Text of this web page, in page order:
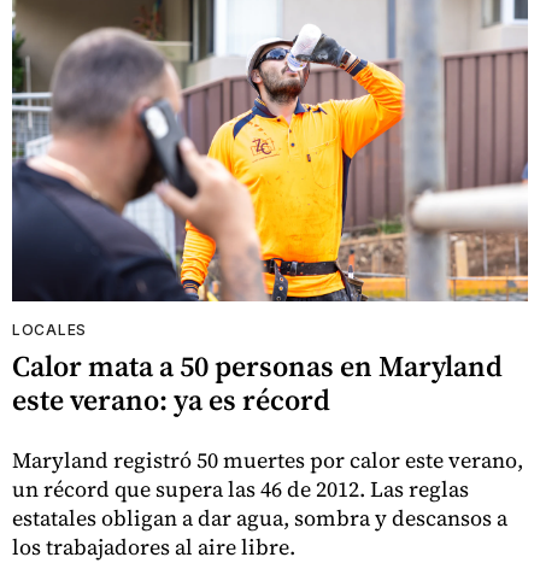
LOCALES
Calor mata a 50 personas en Maryland
este verano: ya es récord
Maryland registró 50 muertes por calor este verano,
un récord que supera las 46 de 2012. Las reglas
estatales obligan a dar agua, sombra y descansos a
los trabajadores al aire libre.